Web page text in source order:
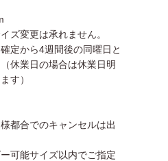
ズ変更は承れません。
定から4週間後の同曜日と
休業日の場合は休業日明
す）
都合でのキャンセルは出
可能サイズ以内でご指定